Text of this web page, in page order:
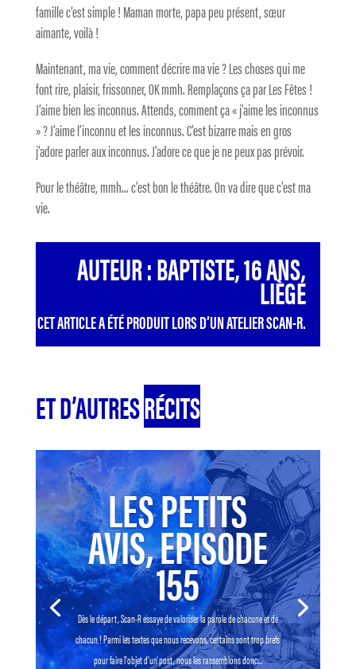
famille c’est simple ! Maman morte, papa peu présent, sœur
aimante, voilà !
Maintenant, ma vie, comment décrire ma vie ? Les choses qui me
font rire, plaisir, frissonner, OK mmh. Remplaçons ça par Les Fêtes !
J’aime bien les inconnus. Attends, comment ça « j’aime les inconnus
» ? J’aime l’inconnu et les inconnus. C’est bizarre mais en gros
j’adore parler aux inconnus. J’adore ce que je ne peux pas prévoir.
Pour le théâtre, mmh… c’est bon le théâtre. On va dire que c’est ma
vie.
AUTEUR : BAPTISTE, 16 ANS,
LIÈGE
CET ARTICLE A ÉTÉ PRODUIT LORS D’UN ATELIER SCAN-R.
ET D’AUTRESRÉCITS
LES PETITS
AVIS, EPISODE
155
Dès le départ, Scan-R essaye de valoriser la parole de chacune et de
chacun ! Parmi les textes que nous recevons, certains sont trop brefs
pour faire l’objet d’un post, nous les rassemblons donc...